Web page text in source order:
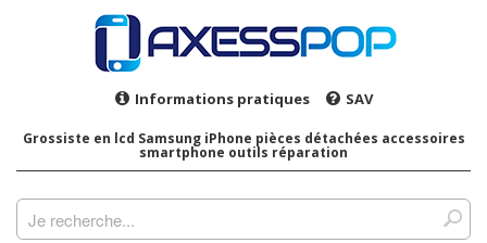
Informations pratiques SAV
Grossiste en lcd Samsung iPhone pièces détachées accessoires
smartphone outils réparation